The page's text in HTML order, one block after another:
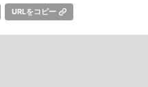
URLをコピー